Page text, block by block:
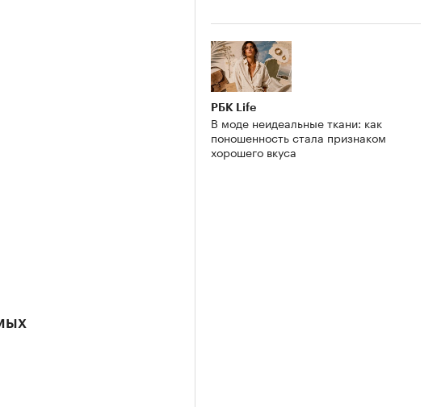
РБК Life
В моде неидеальные ткани: как
поношенность стала признаком
хорошего вкуса